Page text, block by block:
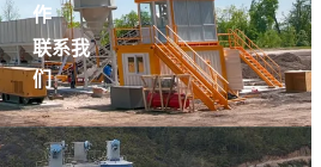
作
联系我
们